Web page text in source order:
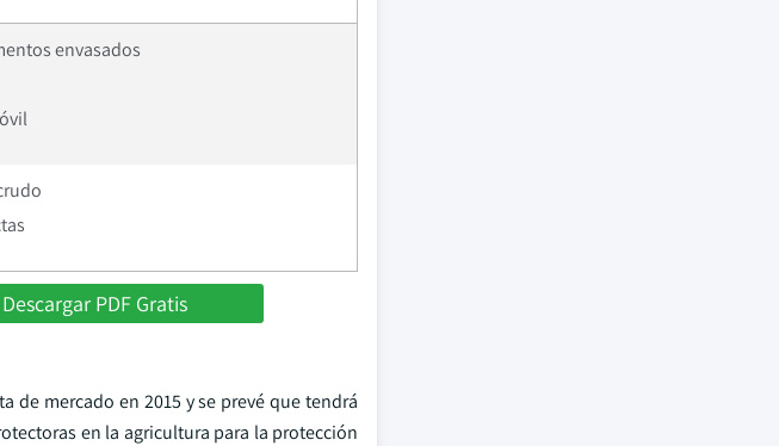
envasados
Descargar PDF Gratis
de mercado en 2015 y se prevé que tendrá
en la agricultura para la protección